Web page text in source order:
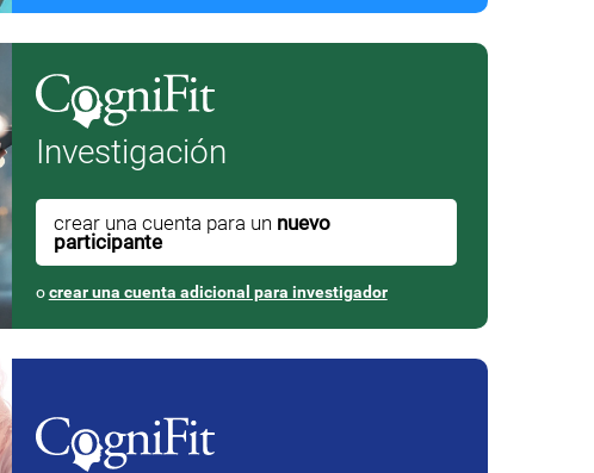
Investigación
crear una cuenta para un nuevo
participante
ocrear una cuenta adicional para investigador